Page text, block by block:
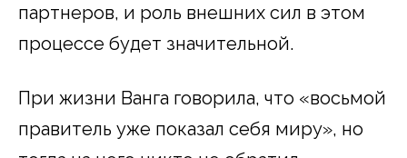
партнеров, и роль внешних сил в этом
процессе будет значительной.
При жизни Ванга говорила, что «восьмой
правитель уже показал себя миру», но